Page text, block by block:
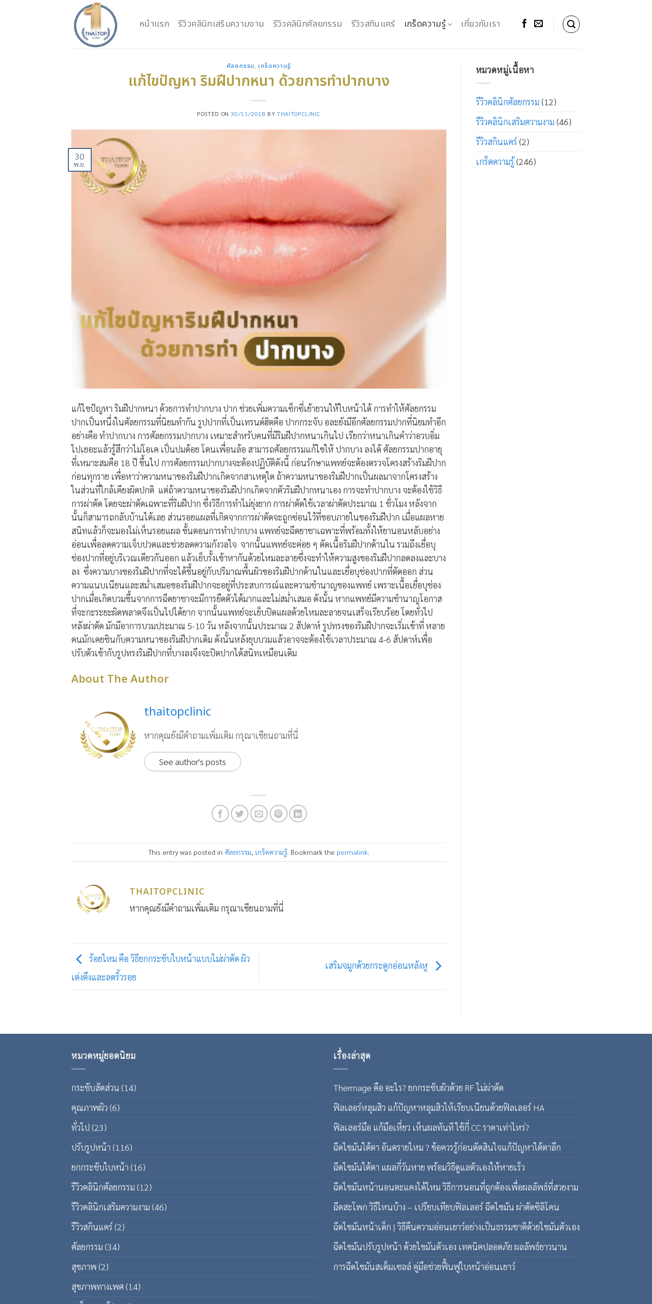
หน้าแรก รีวิวคลินิกเสริมความงาม รีวิวคลินิกศัลยกรรม รีวิวสกินแคร์ เกร็ดความรู้ เกี่ยวกับเรา
ศัลยกรรม, เกร็ดความรู้
แก้ไขปัญหา ริมฝีปากหนา ด้วยการทำปากบาง
POSTED ON 30/11/2018 BYTHAITOPCLINIC
30
พ.ย.
แก้ไขปัญหา ริมฝีปากหนา ด้วยการทำปากบาง ปาก ช่วยเพิ่มความเซ็กซี่เย้ายวนให้ใบหน้าได้ การทำให้ศัลยกรรม
ปากเป็นหนึ่งในศัลยกรรมที่นิยมทำกัน รูปปากที่เป็นเทรนด์ฮิตคือ ปากกระจับ อละยังมีอีกศัลยกรรมปากที่นิยมทำอีก
อย่างคือ ทำปากบาง การศัลยกรรมปากบาง เหมาะสำหรับคนที่มีริมฝีปากหนาเกินไป เรียกว่าหนาเกินคำว่าอวบอิ่ม
ไปเยอะแล้วรู้สึกว่าไม่โอเค เป็นปมด้อย โดนเพื่อนล้อ สามารถศัลยกรรมแก้ไขให้ ปากบาง ลงได้ ศัลยกรรมปากอายุ
ที่เหมาะสมคือ 18 ปี ขึ้นไป การศัลยกรรมปากบางจะต้องปฏิบัติดังนี้ ก่อนรักษาแพทย์จะต้องตรวจโครงสร้างริมฝีปาก
ก่อนทุกราย เพื่อหาว่าความหนาของริมฝีปากเกิดจากสาเหตุใด ถ้าความหนาของริมฝีปากเป็นผลมาจากโครงสร้าง
ในส่วนที่ใกล้เคียงผิดปกติ แต่ถ้าความหนาของริมฝีปากเกิดจากตัวริมฝีปากหนาเอง การจะทำปากบาง จะต้องใช้วิธี
การผ่าตัด โดยจะผ่าตัดเฉพาะที่ริมฝีปาก ซึ่งวิธีการทำไม่ยุ่งยาก การผ่าตัดใช้เวลาผ่าตัดประมาณ 1 ชั่วโมง หลังจาก
นั้นก็สามารถกลับบ้านได้เลย ส่วนรอยแผลที่เกิดจากการผ่าตัดจะถูกซ่อนไว้ที่ขอบภายในของริมฝีปาก เมื่อแผลหาย
สนิทแล้วก็จะมองไม่เห็นรอยแผล ขั้นตอนการทำปากบาง แพทย์จะฉีดยาชาเฉพาะที่พร้อมทั้งให้ยานอนหลับอย่าง
อ่อนเพื่อลดความเจ็บปวดและช่วยลดความกังวลใจ จากนั้นแพทย์จะค่อย ๆ ตัดเนื้อริมฝีปากด้านใน รวมถึงเยื่อบุ
ช่องปากที่อยู่บริเวณเดียวกันออก แล้วเย็บรั้งเข้าหากันด้วยไหมละลายซึ่งจะทำให้ความสูงของริมฝีปากลดลงและบาง
ลง ซึ่งความบางของริมฝีปากที่จะได้ขึ้นอยู่กับปริมาณพื้นผิวของริมฝีปากด้านในและเยื่อบุช่องปากที่ตัดออก ส่วน
ความแนบเนียนและสม่ำเสมอของริมฝีปากจะอยู่ที่ประสบการณ์และความชำนาญของแพทย์ เพราะเนื้อเยื่อบุช่อง
ปากเมื่อเกิดบวมขึ้นจากการฉีดยาชาจะมีการยืดตัวได้มากและไม่สม่ำเสมอ ดังนั้น หากแพทย์มีความชำนาญโอกาส
ที่จะกะระยะผิดพลาดจึงเป็นไปได้ยาก จากนั้นแพทย์จะเย็บปิดแผลด้วยไหมละลายจนเสร็จเรียบร้อย โดยทั่วไป
หลังผ่าตัด มักมีอาการบวมประมาณ 5-10 วัน หลังจากนั้นประมาณ 2 สัปดาห์ รูปทรงของริมฝีปากจะเริ่มเข้าที่ หลาย
คนมักเคยชินกับความหนาของริมฝีปากเดิม ดังนั้นหลังยุบบวมแล้วอาจจะต้องใช้เวลาประมาณ 4-6 สัปดาห์เพื่อ
ปรับตัวเข้ากับรูปทรงริมฝีปากที่บางลงจึงจะปิดปากได้สนิทเหมือนเดิม
About The Author
thaitopclinic
หากคุณยังมีคำถามเพิ่มเติม กรุณาเขียนถามที่นี่
See author's posts
This entry was posted in ศัลยกรรม, เกร็ดความรู้. Bookmark the permalink.
THAITOPCLINIC
หากคุณยังมีคำถามเพิ่มเติม กรุณาเขียนถามที่นี่
ร้อยไหม คือ วิธียกกระชับใบหน้าแบบไม่ผ่าตัด ผิว
เต่งตึงและลดริ้วรอย
เสริมจมูกด้วยกระดูกอ่อนหลังหู
หมวดหมู่เนื้อหา
รีวิวคลินิกศัลยกรรม (12)
รีวิวคลินิกเสริมความงาม (46)
รีวิวสกินแคร์ (2)
เกร็ดความรู้(246)
หมวดหมู่ยอดนิยม
กระชับสัดส่วน (14)
คุณภาพผิว (6)
ทั่วไป (23)
ปรับรูปหน้า (116)
ยกกระชับใบหน้า (16)
รีวิวคลินิกศัลยกรรม (12)
รีวิวคลินิกเสริมความงาม (46)
รีวิวสกินแคร์ (2)
ศัลยกรรม (34)
สุขภาพ (2)
สุขภาพทางเพศ (14)
เรื่องล่าสุด
Thermage คือ อะไร? ยกกระชับผิวด้วย RF ไม่ผ่าตัด
ฟิลเลอร์หลุมสิว แก้ปัญหาหลุมสิวให้เรียบเนียนด้วยฟิลเลอร์ HA
ฟิลเลอร์มือ แก้มือเหี่ยว เห็นผลทันที ใช้กี่ CC ราคาเท่าไหร่?
ฉีดไขมันใต้ตา อันตรายไหม ? ข้อควรรู้ก่อนตัดสินใจแก้ปัญหาใต้ตาลึก
ฉีดไขมันใต้ตา แผลกี่วันหาย พร้อมวิธีดูแลตัวเองให้หายเร็ว
ฉีดไขมันหน้านอนตะแคงได้ไหม วิธีการนอนที่ถูกต้องเพื่อผลลัพธ์ที่สวยงาม
ฉีดสะโพก วิธีไหนบ้าง – เปรียบเทียบฟิลเลอร์ ฉีดไขมัน ผ่าตัดซิลิโคน
ฉีดไขมันหน้าเด็ก | วิธีคืนความอ่อนเยาว์อย่างเป็นธรรมชาติด้วยไขมันตัวเอง
ฉีดไขมันปรับรูปหน้า ด้วยไขมันตัวเอง เทคนิคปลอดภัย ผลลัพธ์ยาวนาน
การฉีดไขมันสเต็มเซลล์ คู่มือช่วยฟื้นฟูใบหน้าอ่อนเยาว์